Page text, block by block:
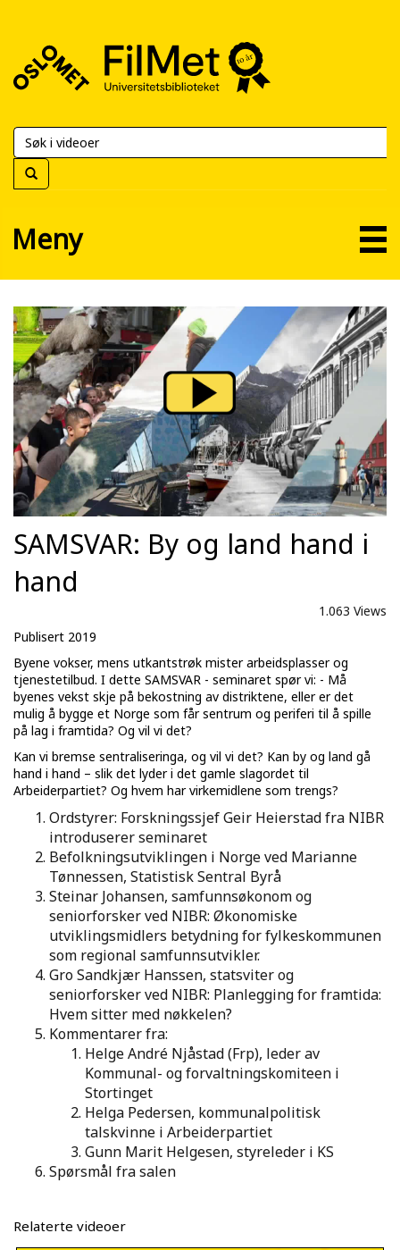
FilMet
Universitetsbiblioteket
Meny
SAMSVAR: By og land hand i
hand
1.063 Views
Publisert 2019
Byene vokser, mens utkantstrøk mister arbeidsplasser og
tjenestetilbud. I dette SAMSVAR - seminaret spør vi: - Må
byenes vekst skje på bekostning av distriktene, eller er det
mulig å bygge et Norge som får sentrum og periferi til å spille
på lag i framtida? Og vil vi det?
Kan vi bremse sentraliseringa, og vil vi det? Kan by og land gå
hand i hand – slik det lyder i det gamle slagordet til
Arbeiderpartiet? Og hvem har virkemidlene som trengs?
Ordstyrer: Forskningssjef Geir Heierstad fra NIBR
introduserer seminaret
Befolkningsutviklingen i Norge ved Marianne
Tønnessen, Statistisk Sentral Byrå
Steinar Johansen, samfunnsøkonom og
seniorforsker ved NIBR: Økonomiske
utviklingsmidlers betydning for fylkeskommunen
som regional samfunnsutvikler.
Gro Sandkjær Hanssen, statsviter og
seniorforsker ved NIBR: Planlegging for framtida:
Hvem sitter med nøkkelen?
Kommentarer fra:
Helge André Njåstad (Frp), leder av
Kommunal- og forvaltningskomiteen i
Stortinget
Helga Pedersen, kommunalpolitisk
talskvinne i Arbeiderpartiet
Gunn Marit Helgesen, styreleder i KS
Spørsmål fra salen
Relaterte videoer